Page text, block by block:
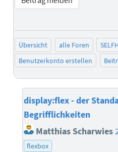
Übersicht alle Foren
Benutzerkonto erstellen
display:flex - der
Begrifflichkeiten
Matthias Scharwies
flexbox